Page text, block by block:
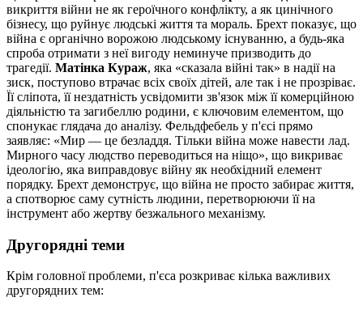
викриття війни не як героїчного конфлікту, а як цинічного
бізнесу, що руйнує людські життя та мораль. Брехт показує, що
війна є органічно ворожою людському існуванню, а будь-яка
спроба отримати з неї вигоду неминуче призводить до
трагедії. Матінка Кураж, яка «сказала війні так» в надії на
зиск, поступово втрачає всіх своїх дітей, але так і не прозріває.
Її сліпота, її нездатність усвідомити зв'язок між її комерційною
діяльністю та загибеллю родини, є ключовим елементом, що
спонукає глядача до аналізу. Фельдфебель у п'єсі прямо
заявляє: «Мир — це безладдя. Тільки війна може навести лад.
Мирного часу людство переводиться на ніщо», що викриває
ідеологію, яка виправдовує війну як необхідний елемент
порядку. Брехт демонструє, що війна не просто забирає життя,
а спотворює саму сутність людини, перетворюючи її на
інструмент або жертву безжального механізму.
Другорядні теми
Крім головної проблеми, п'єса розкриває кілька важливих
другорядних тем: